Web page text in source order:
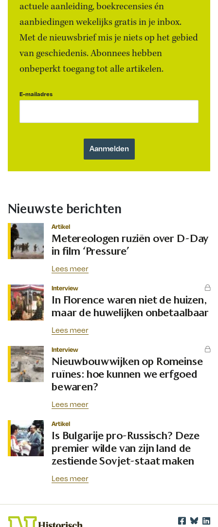
actuele aanleiding, boekrecensies én
aanbiedingen wekelijks gratis in je inbox.
Met de nieuwsbrief mis je niets op het gebied
van geschiedenis. Abonnees hebben
onbeperkt toegang tot alle artikelen.
E-mailadres
Nieuwste berichten
Artikel
Metereologen ruziën over D-Day
in film ‘Pressure’
Lees meer
Interview
In Florence waren niet de huizen,
maar de huwelijken onbetaalbaar
Lees meer
Interview
Nieuwbouwwijken op Romeinse
ruïnes: hoe kunnen we erfgoed
bewaren?
Lees meer
Artikel
Is Bulgarije pro-Russisch? Deze
premier wilde van zijn land de
zestiende Sovjet-staat maken
Lees meer